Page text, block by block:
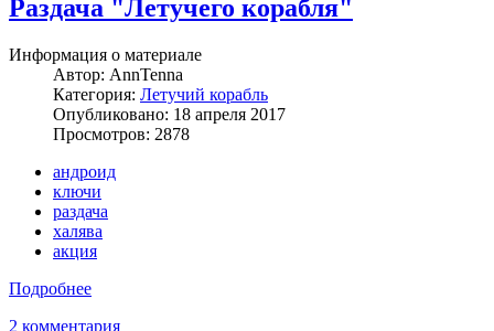
Раздача "Летучего корабля"
Информация о материале
Автор: AnnTenna
Категория: Летучий корабль
Опубликовано: 18 апреля 2017
Просмотров: 2878
андроид
ключи
раздача
халява
акция
Подробнее
2 комментария